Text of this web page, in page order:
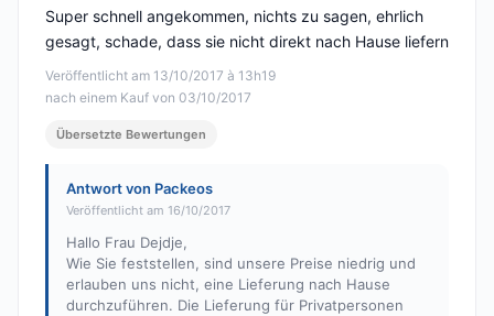
Veröffentlicht am 13/10/2017 à 13h19
nach einem Kauf von 03/10/2017
Super schnell angekommen, nichts zu sagen, ehrlich
gesagt, schade, dass sie nicht direkt nach Hause liefern
Übersetzte Bewertungen
Antwort von Packeos
Veröffentlicht am 16/10/2017
Hallo Frau Dejdje,
Wie Sie feststellen, sind unsere Preise niedrig und
erlauben uns nicht, eine Lieferung nach Hause
durchzuführen. Die Lieferung für Privatpersonen